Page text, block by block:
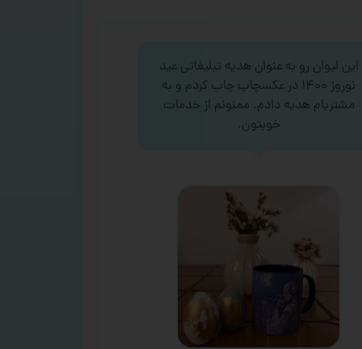
این لیوان رو به عنوان هدیه تبلیغاتی عید
نوروز ۱۴۰۰ در عکسچاپ چاپ کردم و به
مشتریام هدیه دادم. ممنونم از خدمات
خوبتون.